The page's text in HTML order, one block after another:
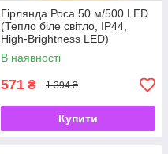
Гірлянда Роса 50 м/500 LED
(Тепло біле світло, IP44,
High-Brightness LED)
В наявності
571 ₴ 1 394 ₴
Купити